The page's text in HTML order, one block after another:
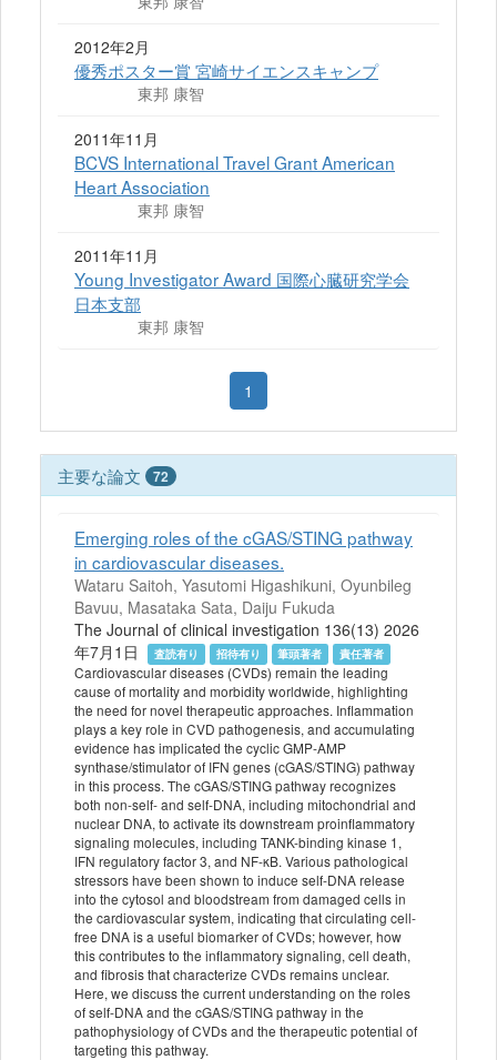
2012年2月
優秀ポスター賞 宮崎サイエンスキャンプ
東邦 康智
2011年11月
BCVS International Travel Grant American
Heart Association
東邦 康智
2011年11月
Young Investigator Award 国際心臓研究学会
日本支部
東邦 康智
1
主要な論文 72
Emerging roles of the cGAS/STING pathway
in cardiovascular diseases.
Wataru Saitoh, Yasutomi Higashikuni, Oyunbileg
Bavuu, Masataka Sata, Daiju Fukuda
The Journal of clinical investigation 136(13) 2026
年7月1日
査読有り 招待有り 筆頭著者 責任著者
Cardiovascular diseases (CVDs) remain the leading
cause of mortality and morbidity worldwide, highlighting
the need for novel therapeutic approaches. Inflammation
plays a key role in CVD pathogenesis, and accumulating
evidence has implicated the cyclic GMP-AMP
synthase/stimulator of IFN genes (cGAS/STING) pathway
in this process. The cGAS/STING pathway recognizes
both non-self- and self-DNA, including mitochondrial and
nuclear DNA, to activate its downstream proinflammatory
signaling molecules, including TANK-binding kinase 1,
IFN regulatory factor 3, and NF-κB. Various pathological
stressors have been shown to induce self-DNA release
into the cytosol and bloodstream from damaged cells in
the cardiovascular system, indicating that circulating cell-
free DNA is a useful biomarker of CVDs; however, how
this contributes to the inflammatory signaling, cell death,
and fibrosis that characterize CVDs remains unclear.
Here, we discuss the current understanding on the roles
of self-DNA and the cGAS/STING pathway in the
pathophysiology of CVDs and the therapeutic potential of
targeting this pathway.